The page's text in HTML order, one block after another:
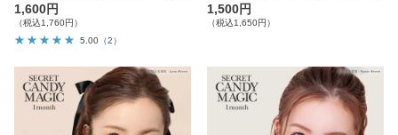
1,600円
（税込1,760円）
5.00 （2）
1,500円
（税込1,650円）